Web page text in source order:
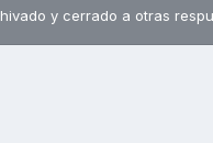
y cerrado a otras